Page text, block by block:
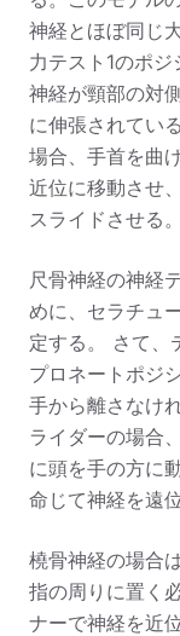
神経とほぼ同じ
力テスト1のポ
神経が頸部の対
に伸張されてい
場合、手首を曲
近位に移動させ
スライドさせる。
尺骨神経の神経
めに、セラチュ
定する。 さて、
プロネートポジ
手から離さなけ
ライダーの場合
に頭を手の方に
命じて神経を遠
橈骨神経の場合
指の周りに置く
ナーで神経を近